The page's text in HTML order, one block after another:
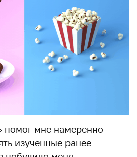
помог мне намеренно
изученные ранее